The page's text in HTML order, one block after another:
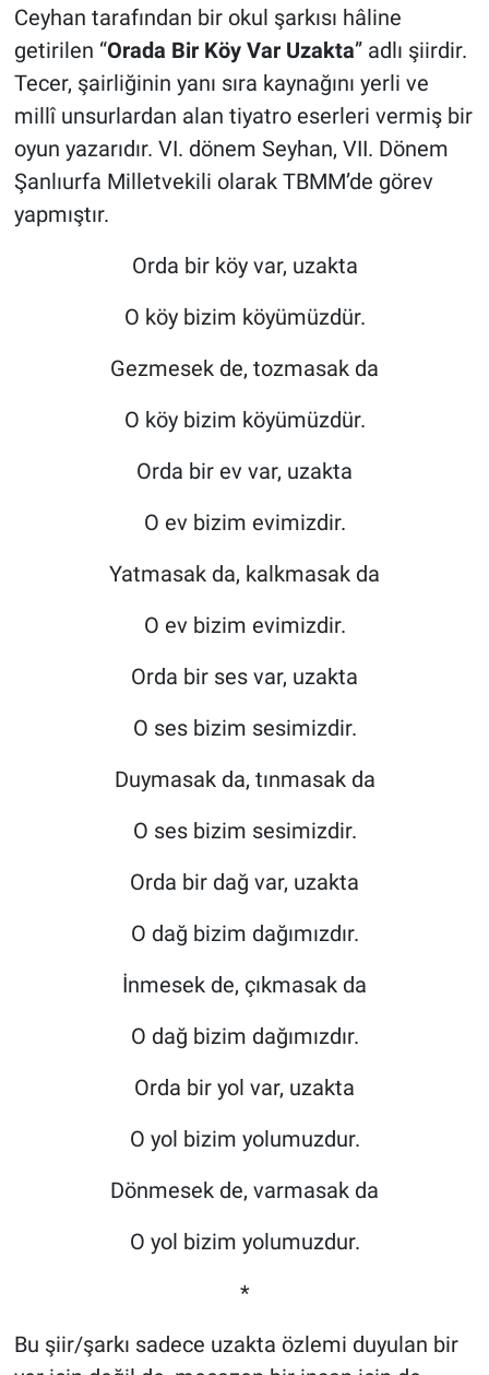
Ceyhan tarafından bir okul şarkısı hâline
getirilen “Orada Bir Köy Var Uzakta” adlı şiirdir.
Tecer, şairliğinin yanı sıra kaynağını yerli ve
millî unsurlardan alan tiyatro eserleri vermiş bir
oyun yazarıdır. VI. dönem Seyhan, VII. Dönem
Şanlıurfa Milletvekili olarak TBMM’de görev
yapmıştır.
Orda bir köy var, uzakta
O köy bizim köyümüzdür.
Gezmesek de, tozmasak da
O köy bizim köyümüzdür.
Orda bir ev var, uzakta
O ev bizim evimizdir.
Yatmasak da, kalkmasak da
O ev bizim evimizdir.
Orda bir ses var, uzakta
O ses bizim sesimizdir.
Duymasak da, tınmasak da
O ses bizim sesimizdir.
Orda bir dağ var, uzakta
O dağ bizim dağımızdır.
İnmesek de, çıkmasak da
O dağ bizim dağımızdır.
Orda bir yol var, uzakta
O yol bizim yolumuzdur.
Dönmesek de, varmasak da
O yol bizim yolumuzdur.
*
Bu şiir/şarkı sadece uzakta özlemi duyulan bir